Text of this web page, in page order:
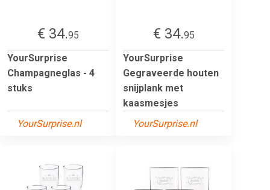
€ 34.95
YourSurprise
Champagneglas - 4
stuks
YourSurprise.nl
€ 34.95
YourSurprise
Gegraveerde houten
snijplank met
kaasmesjes
YourSurprise.nl